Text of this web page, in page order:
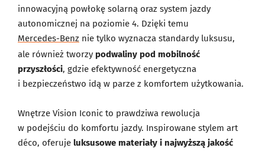
innowacyjną powłokę solarną oraz system jazdy
autonomicznej na poziomie 4. Dzięki temu
Mercedes-Benz nie tylko wyznacza standardy luksusu,
ale również tworzy podwaliny pod mobilność
przyszłości, gdzie efektywność energetyczna
i bezpieczeństwo idą w parze z komfortem użytkowania.
Wnętrze Vision Iconic to prawdziwa rewolucja
w podejściu do komfortu jazdy. Inspirowane stylem art
déco, oferuje luksusowe materiały i najwyższą jakość